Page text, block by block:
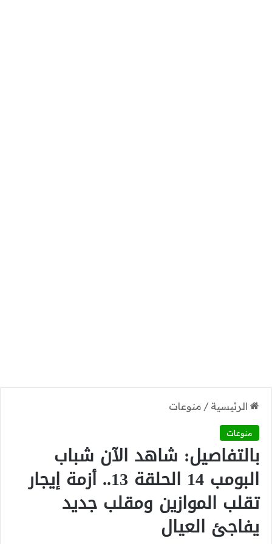
الرئيسية / منوعات
منوعات
بالتفاصيل: شاهد الآن شباب
البومب 14 الحلقة 13.. أزمة إيجار
تقلب الموازين ومقلب جديد
يفاجئ العيال